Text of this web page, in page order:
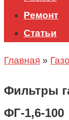
Ремонт
Статьи
Главная »
Фильтры
ФГ-1,6-100